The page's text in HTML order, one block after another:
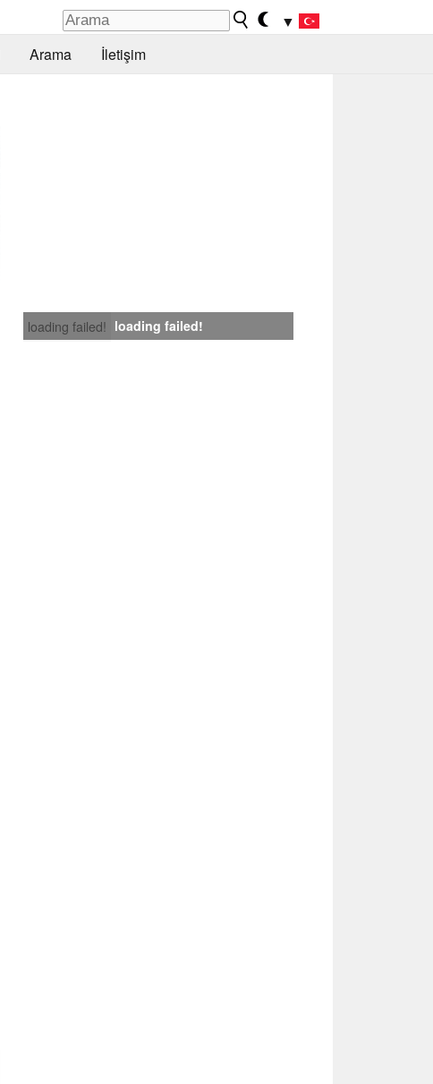
▼
Arama İletişim
loading failed! loading failed!